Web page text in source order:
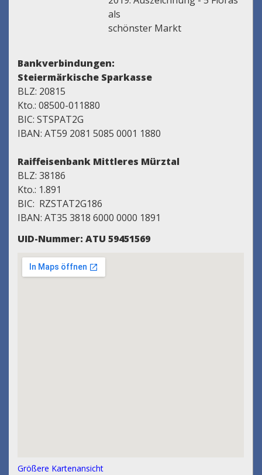
als
schönster Markt
Bankverbindungen:
Steiermärkische Sparkasse
BLZ: 20815
Kto.: 08500-011880
BIC: STSPAT2G
IBAN: AT59 2081 5085 0001 1880
Raiffeisenbank Mittleres Mürztal
BLZ: 38186
Kto.: 1.891
BIC: RZSTAT2G186
IBAN: AT35 3818 6000 0000 1891
UID-Nummer: ATU 59451569
Größere Kartenansicht